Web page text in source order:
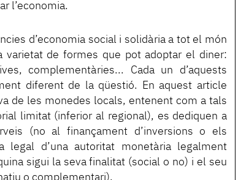
l’economia.
d’economia social i solidària a tot el món
varietat de formes que pot adoptar el diner:
complementàries... Cada un d’aquests
diferent de la qüestió. En aquest article
de les monedes locals, entenent com a tals
limitat (inferior al regional), es dediquen a
(no al finançament d’inversions o els
d’una autoritat monetària legalment
sigui la seva finalitat (social o no) i el seu
o complementari).